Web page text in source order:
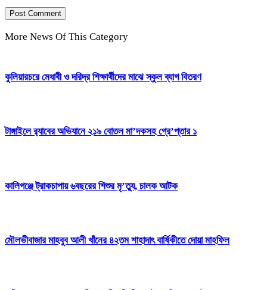
More News Of This Category
কুলিয়ারচরে মেধাবী ও দরিদ্র শিক্ষার্থীদের মাঝে স্কুল ব্যাগ বিতরণ
টাঙ্গাইলে র‍্যাবের অভিযানে ২১৯ বোতল মা’দকসহ গ্রে’প্তার ১
কালিগঞ্জে ট্রাকচাপায় ৬বছরের শিশুর মৃ’ত্যু, চালক আটক
মৌলভীবাজার মাহবুব আলী খাঁনের ৪২তম শাহাদাৎ বার্ষিকীতে দোয়া মাহফিল